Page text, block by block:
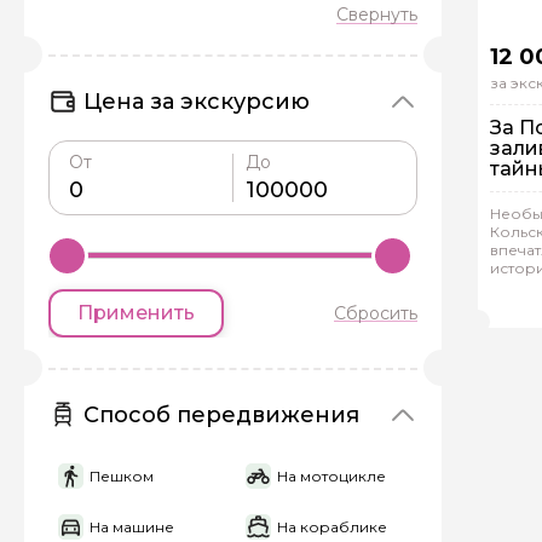
Цена за экскурсию
От До
Применить Сбросить
Способ передвижения
Пешком На мотоцикле
На машине На кораблике
12
за
За
Задайте
Как вас зовут
Если у вас есть